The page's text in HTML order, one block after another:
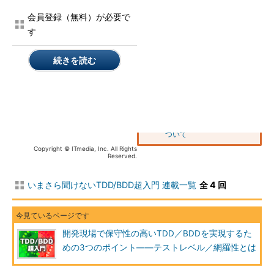
ついて
す。Beizer氏は『ソフトウェア
テスト技法
う書籍の中で次のように定義し
ています。
あるユニットが動作するのに
必要なユニットを含めたテスト
です。
例えば、「Foo」機能のエン
トリである「Aaa」クラスのあ
会員登録（無料）が必要で
す
続きを読む
Copyright © ITmedia, Inc. All Rights
Reserved.
いまさら聞けないTDD/BDD超入門 連載一覧 全 4 回
開発現場で保守性の高いTDD／BDDを実現するた
めの3つのポイント――テストレベル／網羅性とは